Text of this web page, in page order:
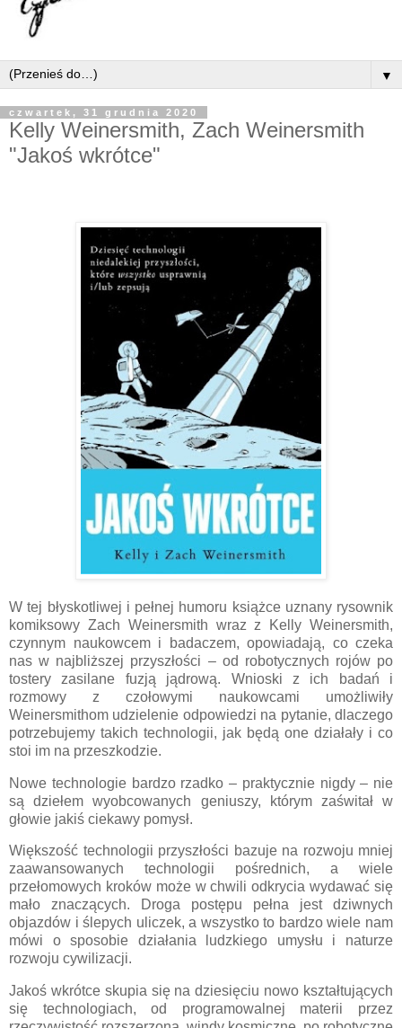
▼
czwartek, 31 grudnia 2020
Kelly Weinersmith, Zach Weinersmith
"Jakoś wkrótce"
W tej błyskotliwej i pełnej humoru książce uznany rysownik
komiksowy Zach Weinersmith wraz z Kelly Weinersmith,
czynnym naukowcem i badaczem, opowiadają, co czeka
nas w najbliższej przyszłości – od robotycznych rojów po
tostery zasilane fuzją jądrową. Wnioski z ich badań i
rozmowy z czołowymi naukowcami umożliwiły
Weinersmithom udzielenie odpowiedzi na pytanie, dlaczego
potrzebujemy takich technologii, jak będą one działały i co
stoi im na przeszkodzie.
Nowe technologie bardzo rzadko – praktycznie nigdy – nie
są dziełem wyobcowanych geniuszy, którym zaświtał w
głowie jakiś ciekawy pomysł.
Większość technologii przyszłości bazuje na rozwoju mniej
zaawansowanych technologii pośrednich, a wiele
przełomowych kroków może w chwili odkrycia wydawać się
mało znaczących. Droga postępu pełna jest dziwnych
objazdów i ślepych uliczek, a wszystko to bardzo wiele nam
mówi o sposobie działania ludzkiego umysłu i naturze
rozwoju cywilizacji.
Jakoś wkrótce skupia się na dziesięciu nowo kształtujących
się technologiach, od programowalnej materii przez